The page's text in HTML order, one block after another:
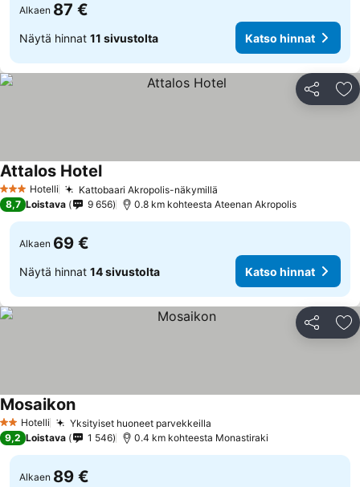
Alkaen 87 €
Näytä hinnat 11 sivustolta Katso hinnat
Jaa
3 Tähtiluokitus
Hotelli Kattobaari Akropolis-näkymillä
Attalos Hotel
8,7 Loistava 9 656 0.8 km kohteesta Ateenan Akropolis
Alkaen 69 €
Näytä hinnat 14 sivustolta Katso hinnat
Jaa
2 Tähtiluokitus
Hotelli Yksityiset huoneet parvekkeilla
Mosaikon
9,2 Loistava 1 546 0.4 km kohteesta Monastiraki
Alkaen 89 €